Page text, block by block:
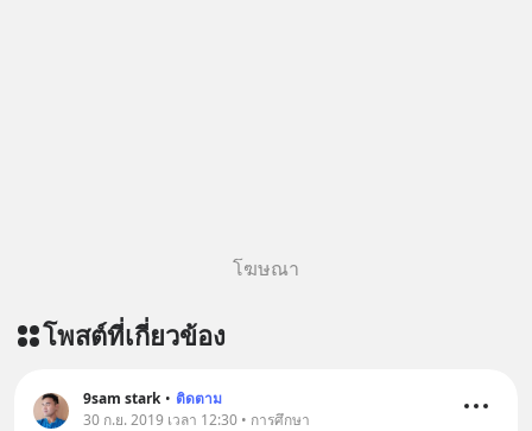
โฆษณา
โพสต์ที่เกี่ยวข้อง
9sam stark • ติดตาม
30 ก.ย. 2019 เวลา 12:30 • การศึกษา